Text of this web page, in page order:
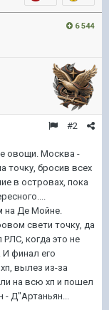
6 544
#2
овощи. Москва -
точку, бросив всех
в островах, пока
на Де Мойне.
свети точку, да
когда это не
И финал его
вылез из-за
на всю хп и пошел
- Д"Артаньян...